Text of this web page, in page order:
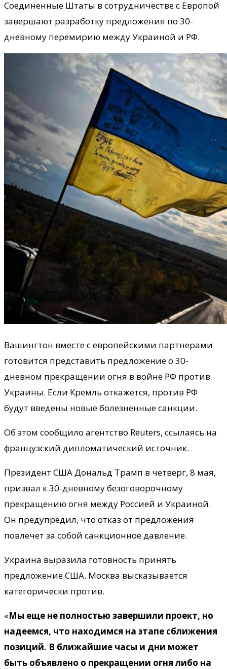
Соединенные Штаты в сотрудничестве с Европой
завершают разработку предложения по 30-
дневному перемирию между Украиной и РФ.
Вашингтон вместе с европейскими партнерами
готовится представить предложение о 30-
дневном прекращении огня в войне РФ против
Украины. Если Кремль откажется, против РФ
будут введены новые болезненные санкции.
Об этом сообщило агентство Reuters, ссылаясь на
французский дипломатический источник.
Президент США Дональд Трамп в четверг, 8 мая,
призвал к 30-дневному безоговорочному
прекращению огня между Россией и Украиной.
Он предупредил, что отказ от предложения
повлечет за собой санкционное давление.
Украина выразила готовность принять
предложение США. Москва высказывается
категорически против.
«Мы еще не полностью завершили проект, но
надеемся, что находимся на этапе сближения
позиций. В ближайшие часы и дни может
быть объявлено о прекращении огня либо на